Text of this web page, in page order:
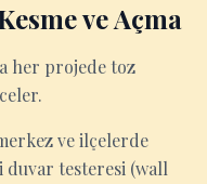
ve Açma
her projede toz
ve ilçelerde
testeresi (wall